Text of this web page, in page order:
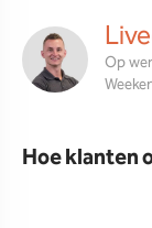
Op
Hoe klanten